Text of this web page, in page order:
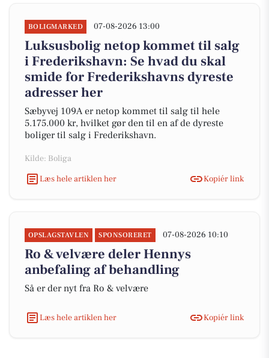
BOLIGMARKED 07-08-2026 13:00
Luksusbolig netop kommet til salg
i Frederikshavn: Se hvad du skal
smide for Frederikshavns dyreste
adresser her
Sæbyvej 109A er netop kommet til salg til hele
5.175.000 kr, hvilket gør den til en af de dyreste
boliger til salg i Frederikshavn.
Kilde: Boliga
Læs hele artiklen her
Kopiér link
OPSLAGSTAVLEN SPONSORERET 07-08-2026 10:10
Ro & velvære deler Hennys
anbefaling af behandling
Så er der nyt fra Ro & velvære
Læs hele artiklen her Kopiér link